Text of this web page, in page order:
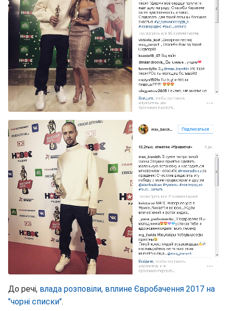
До речі, влада розповіли, вплине Євробачення 2017 на
"чорні списки".